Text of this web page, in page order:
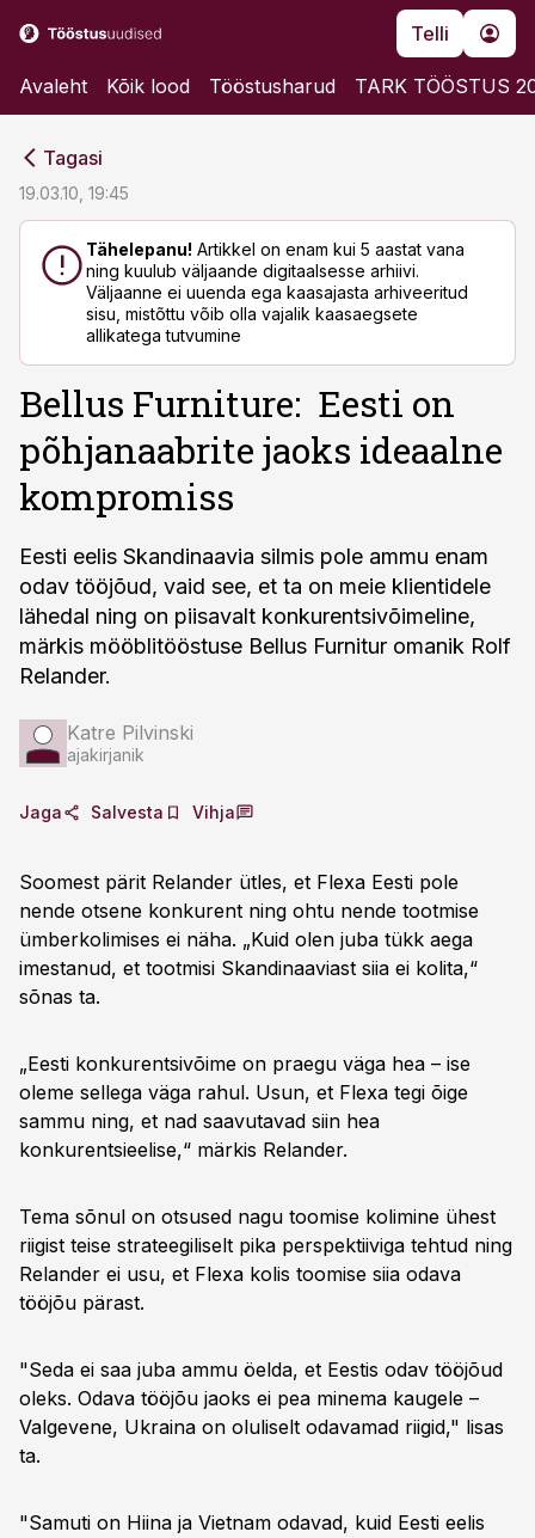
Telli
Avaleht Kõik lood Tööstusharud TARK TÖÖSTUS
Tagasi
19.03.10, 19:45
Tähelepanu! Artikkel on enam kui 5 aastat vana
ning kuulub väljaande digitaalsesse arhiivi.
Väljaanne ei uuenda ega kaasajasta arhiveeritud
sisu, mistõttu võib olla vajalik kaasaegsete
allikatega tutvumine
Bellus Furniture: Eesti on
põhjanaabrite jaoks ideaalne
kompromiss
Eesti eelis Skandinaavia silmis pole ammu enam
odav tööjõud, vaid see, et ta on meie klientidele
lähedal ning on piisavalt konkurentsivõimeline,
märkis mööblitööstuse Bellus Furnitur omanik Rolf
Relander.
Katre Pilvinski
ajakirjanik
Jaga Salvesta Vihja
Soomest pärit Relander ütles, et Flexa Eesti pole
nende otsene konkurent ning ohtu nende tootmise
ümberkolimises ei näha. „Kuid olen juba tükk aega
imestanud, et tootmisi Skandinaaviast siia ei kolita,“
sõnas ta.
„Eesti konkurentsivõime on praegu väga hea – ise
oleme sellega väga rahul. Usun, et Flexa tegi õige
sammu ning, et nad saavutavad siin hea
konkurentsieelise,“ märkis Relander.
Tema sõnul on otsused nagu toomise kolimine ühest
riigist teise strateegiliselt pika perspektiiviga tehtud ning
Relander ei usu, et Flexa kolis toomise siia odava
tööjõu pärast.
"Seda ei saa juba ammu öelda, et Eestis odav tööjõud
oleks. Odava tööjõu jaoks ei pea minema kaugele –
Valgevene, Ukraina on oluliselt odavamad riigid," lisas
ta.
"Samuti on Hiina ja Vietnam odavad, kuid Eesti eelis